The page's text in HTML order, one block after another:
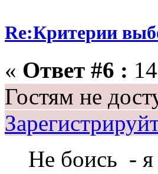
Re:Критерии
« Ответ #6 :
Гостям не
Не боись - я